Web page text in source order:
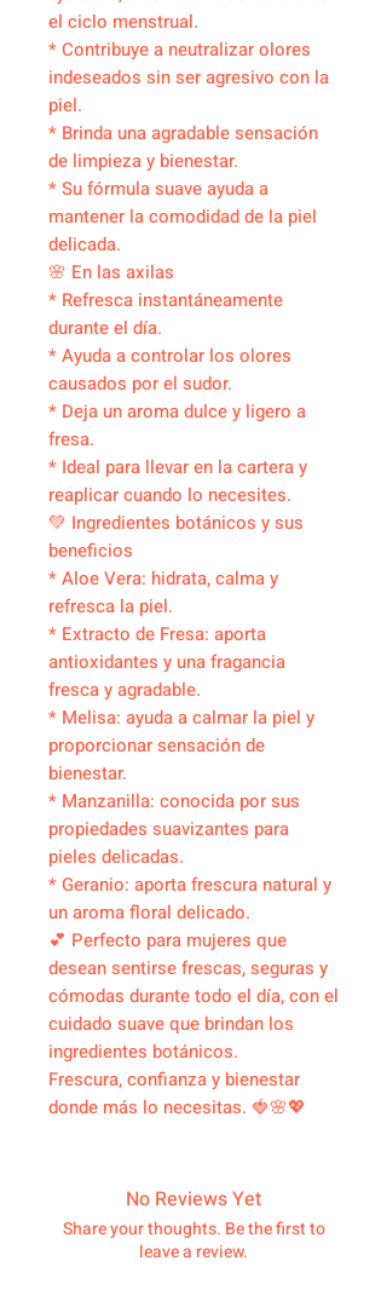
el ciclo menstrual.
* Contribuye a neutralizar olores
indeseados sin ser agresivo con la
piel.
* Brinda una agradable sensación
de limpieza y bienestar.
* Su fórmula suave ayuda a
mantener la comodidad de la piel
delicada.
🌸 En las axilas
* Refresca instantáneamente
durante el día.
* Ayuda a controlar los olores
causados por el sudor.
* Deja un aroma dulce y ligero a
fresa.
* Ideal para llevar en la cartera y
reaplicar cuando lo necesites.
💚 Ingredientes botánicos y sus
beneficios
* Aloe Vera: hidrata, calma y
refresca la piel.
* Extracto de Fresa: aporta
antioxidantes y una fragancia
fresca y agradable.
* Melisa: ayuda a calmar la piel y
proporcionar sensación de
bienestar.
* Manzanilla: conocida por sus
propiedades suavizantes para
pieles delicadas.
* Geranio: aporta frescura natural y
un aroma floral delicado.
💕 Perfecto para mujeres que
desean sentirse frescas, seguras y
cómodas durante todo el día, con el
cuidado suave que brindan los
ingredientes botánicos.
Frescura, confianza y bienestar
donde más lo necesitas. 🍓🌸💖
No Reviews Yet
Share your thoughts. Be the first to
leave a review.